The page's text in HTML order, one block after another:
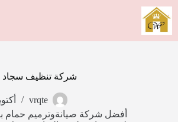
التجاوز
إلى
المحتوى
شركة تنظيف سجاد
vrqte
أكتوبر
أفضل شركة صيانةوترميم حمام